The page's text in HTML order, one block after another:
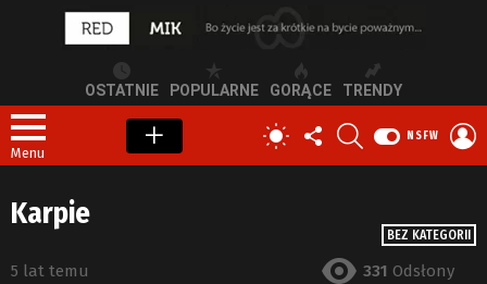
OSTATNIE POPULARNE GORĄCE TRENDY
Menu
PRZEŁĄCZ
SKÓRKĘ
OBSERWUJ
NAS
NSFW
BEZ KATEGORII
Karpie
5 lat temu 331 Odsłony